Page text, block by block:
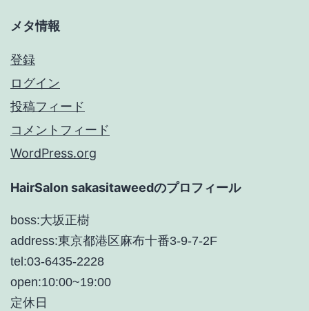
メタ情報
登録
ログイン
投稿フィード
コメントフィード
WordPress.org
HairSalon sakasitaweedのプロフィール
boss:大坂正樹
address:東京都港区麻布十番3-9-7-2F
tel:03-6435-2228
open:10:00~19:00
定休日